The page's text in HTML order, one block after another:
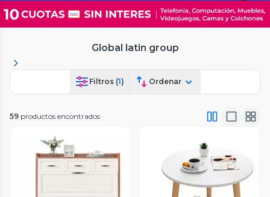
Global latin group
Filtros (1) Ordenar
59 productos encontrados